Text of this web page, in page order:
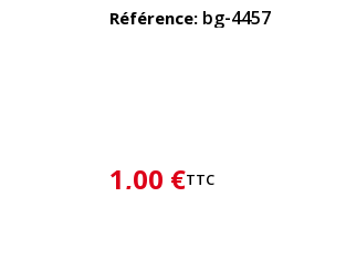
Référence bg-4457
1,00 €TTC